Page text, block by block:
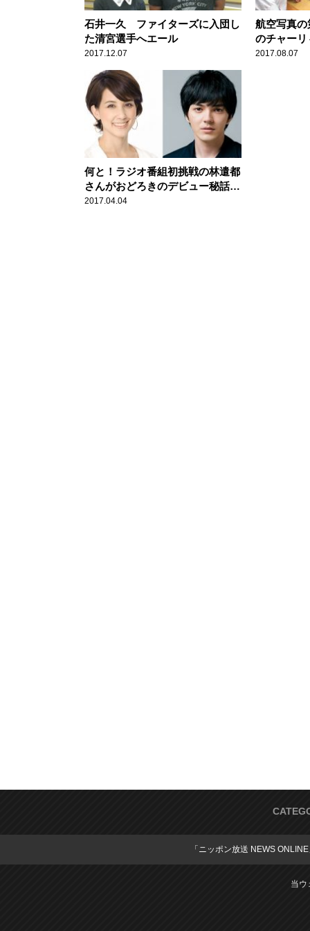
石井一久 ファイターズに入団し
た清宮選手へエール
2017.12.07
航空写真
のチャー
ぐるっと
2017.08.07
何と！ラジオ番組初挑戦の林遣都
さんがおどろきのデビュー秘話を
一生懸命語ります！【政井マヤ世
2017.04.04
「ニッポン放送 NEWS
当ウ